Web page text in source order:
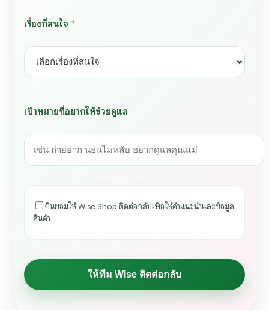
เรื่องที่สนใจ *
เป้าหมายที่อยากให้ช่วยดูแล
ยินยอมให้ Wise Shop ติดต่อกลับเพื่อให้คำแนะนำและข้อมูล
สินค้า